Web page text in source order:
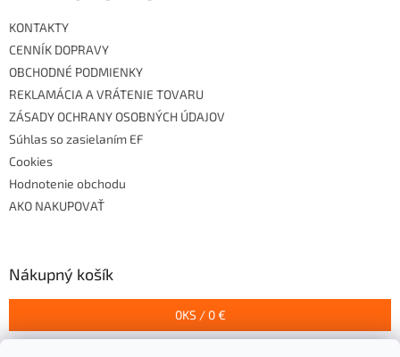
KONTAKTY
CENNÍK DOPRAVY
OBCHODNÉ PODMIENKY
REKLAMÁCIA A VRÁTENIE TOVARU
ZÁSADY OCHRANY OSOBNÝCH ÚDAJOV
Súhlas so zasielaním EF
Cookies
Hodnotenie obchodu
AKO NAKUPOVAŤ
Nákupný košík
0KS / 0 €